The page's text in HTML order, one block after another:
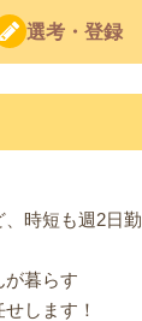
選考・登録
時短も週2日
が暮らす
します！